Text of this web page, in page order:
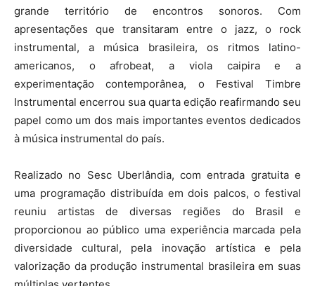
grande território de encontros sonoros. Com
apresentações que transitaram entre o jazz, o rock
instrumental, a música brasileira, os ritmos latino-
americanos, o afrobeat, a viola caipira e a
experimentação contemporânea, o Festival Timbre
Instrumental encerrou sua quarta edição reafirmando seu
papel como um dos mais importantes eventos dedicados
à música instrumental do país.
Realizado no Sesc Uberlândia, com entrada gratuita e
uma programação distribuída em dois palcos, o festival
reuniu artistas de diversas regiões do Brasil e
proporcionou ao público uma experiência marcada pela
diversidade cultural, pela inovação artística e pela
valorização da produção instrumental brasileira em suas